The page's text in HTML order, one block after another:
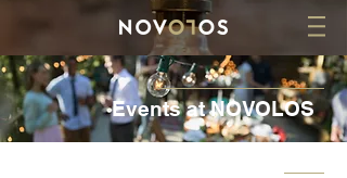
Events at NOVOLOS